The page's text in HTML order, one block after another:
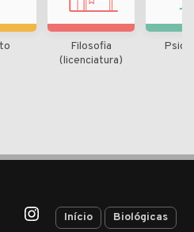
Filosofia
(licenciatura)
Início Biológicas